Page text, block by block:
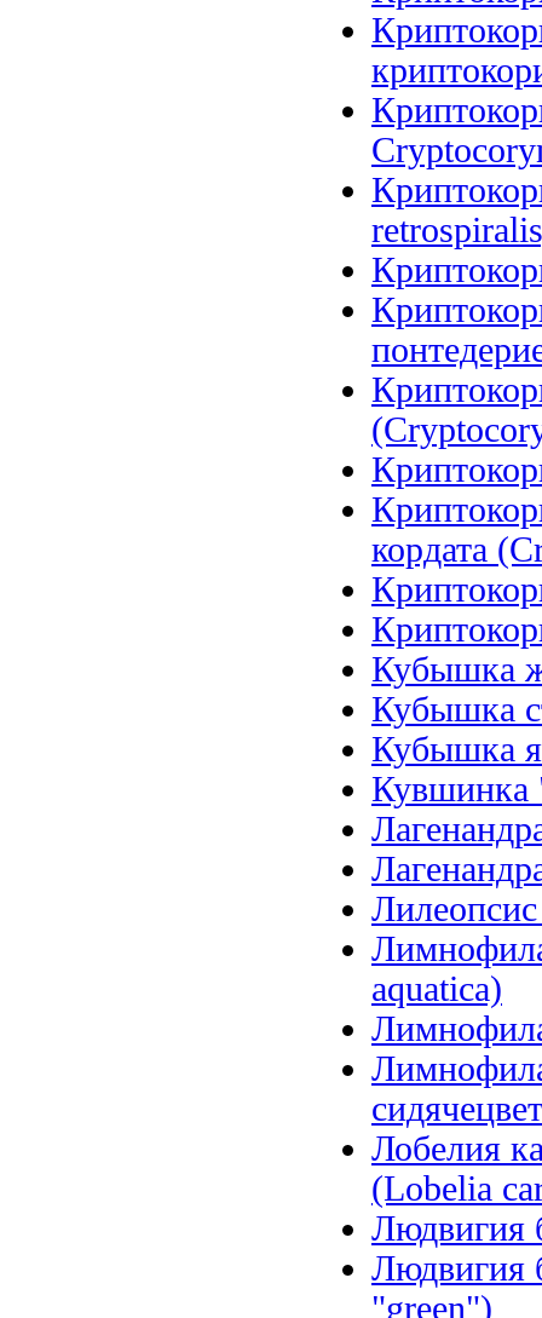
кордата
Кубышка
Кубышка
Кубышка
Кувшинка
aquatica)
Лобелия
(Lobelia
Людвигия
Людвигия
"green")